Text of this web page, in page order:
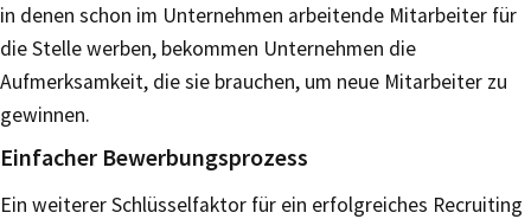
in denen schon im Unternehmen arbeitende Mitarbeiter für
die Stelle werben, bekommen Unternehmen die
Aufmerksamkeit, die sie brauchen, um neue Mitarbeiter zu
gewinnen.
Einfacher Bewerbungsprozess
Ein weiterer Schlüsselfaktor für ein erfolgreiches Recruiting